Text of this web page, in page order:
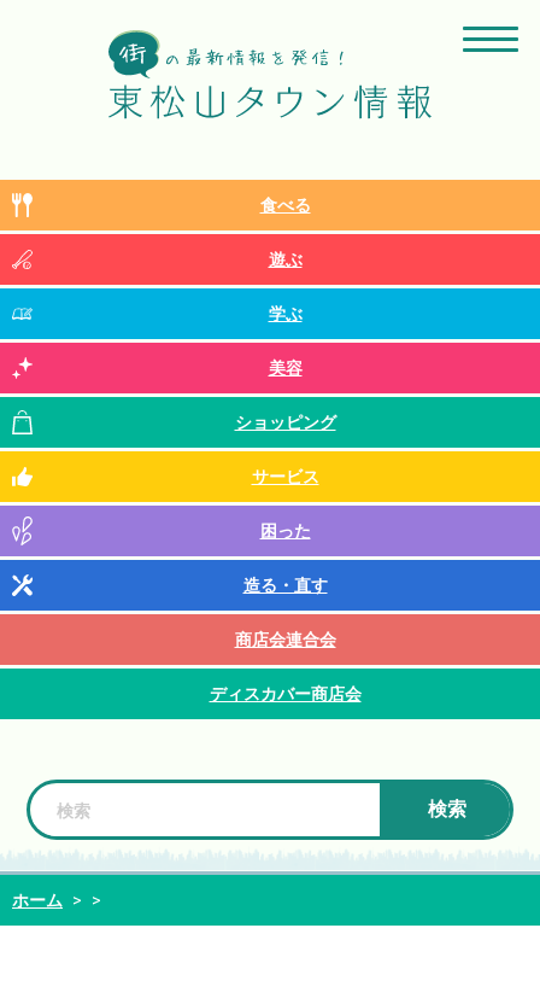
食べる
遊ぶ
学ぶ
美容
ショッピング
サービス
困った
造る・直す
商店会連合会
ディスカバー商店会
検索
ホーム > >